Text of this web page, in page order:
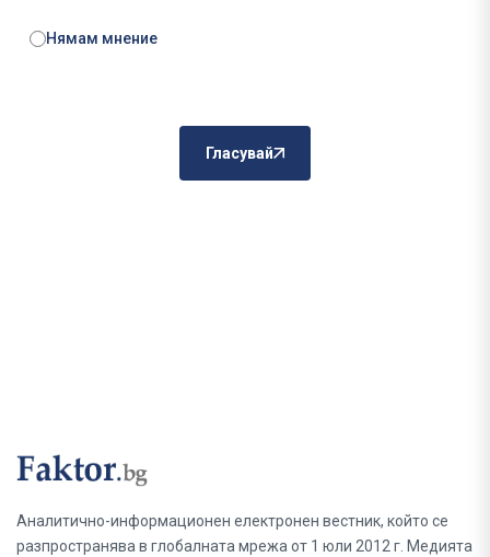
Нямам мнение
Гласувай
Аналитично-информационен електронен вестник, който се
разпространява в глобалната мрежа от 1 юли 2012 г. Медията